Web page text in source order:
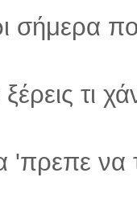
σήμερα
τι
'πρεπε να